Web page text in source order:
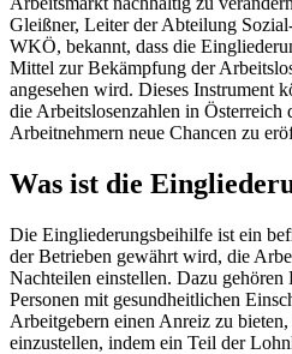
Gleißner, Leiter der Abteilung
WKÖ, bekannt, dass die
Mittel zur Bekämpfung der
angesehen wird. Dieses Instrument
die Arbeitslosenzahlen in Österreich
Arbeitnehmern neue Chancen zu
Was ist die
Die Eingliederungsbeihilfe ist ein
der Betrieben gewährt wird, die
Nachteilen einstellen. Dazu gehören
Personen mit gesundheitlichen
Arbeitgebern einen Anreiz zu bieten,
einzustellen, indem ein Teil der